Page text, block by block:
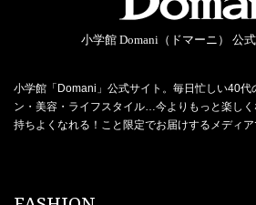
小学館 Domani（ドマーニ） 公
小学館「Domani」公式サイト。毎日忙しい40代
ン・美容・ライフスタイル…今よりもっと楽し
持ちよくなれる！こと限定でお届けするメディア